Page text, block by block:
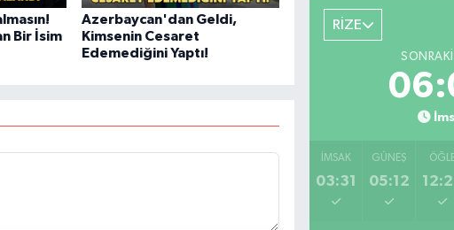
Bir İsim
Azerbaycan'dan Geldi,
Kimsenin Cesaret
Edemediğini Yaptı!
RİZE
İMSAK
03:31
GÜNEŞ
05:12